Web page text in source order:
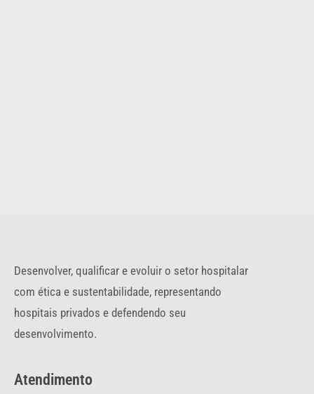
Desenvolver, qualificar e evoluir o setor hospitalar
com ética e sustentabilidade, representando
hospitais privados e defendendo seu
desenvolvimento.
Atendimento